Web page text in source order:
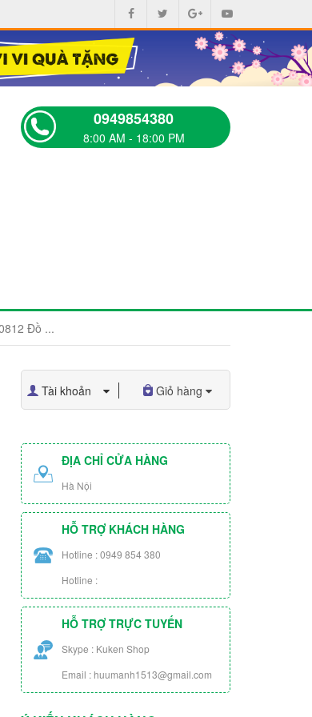
0949854380
8:00 AM - 18:00 PM
Đồ ...
Tài khoản Giỏ hàng
ĐỊA CHỈ CỬA HÀNG
Hà Nội
HỖ TRỢ KHÁCH HÀNG
Hotline : 0949 854 380
Hotline :
HỖ TRỢ TRỰC TUYẾN
Skype : Kuken Shop
Email : huumanh1513@gmail.com